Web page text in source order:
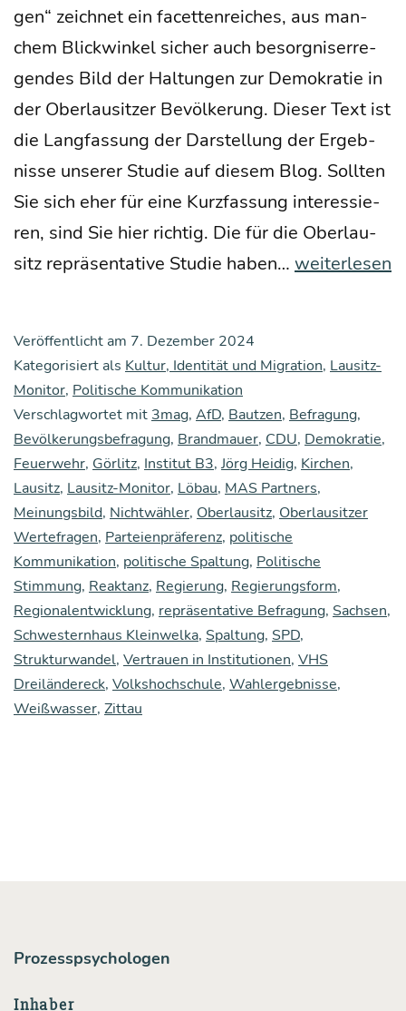
gen“ zeich­net ein facet­ten­rei­ches, aus man­
chem Blick­win­kel sicher auch besorg­nis­er­re­
gen­des Bild der Hal­tun­gen zur Demo­kra­tie in
der Ober­lau­sit­zer Bevöl­ke­rung. Die­ser Text ist
die Lang­fas­sung der Dar­stel­lung der Ergeb­
nis­se unse­rer Stu­die auf die­sem Blog. Soll­ten
Sie sich eher für eine Kurz­fas­sung inter­es­sie­
ren, sind Sie hier rich­tig. Die für die Ober­lau­
sitz reprä­sen­ta­ti­ve Stu­die haben… Ober­
zer
te­
fra­
gen
(Lang­
sung):
Das
Dilem­
ma
zwi­
weiterlesen
Veröffentlicht am 7. Dezember 2024
Kategorisiert als Kultur, Identität und Migration, Lausitz-
Monitor, Politische Kommunikation
Verschlagwortet mit3mag, AfD, Bautzen, Befragung,
Bevölkerungsbefragung, Brandmauer, CDU, Demokratie,
Feuerwehr, Görlitz, Institut B3, Jörg Heidig, Kirchen,
Lausitz, Lausitz-Monitor, Löbau, MAS Partners,
Meinungsbild, Nichtwähler, Oberlausitz, Oberlausitzer
Wertefragen, Parteienpräferenz, politische
Kommunikation, politische Spaltung, Politische
Stimmung, Reaktanz, Regierung, Regierungsform,
Regionalentwicklung, repräsentative Befragung, Sachsen,
Schwesternhaus Kleinwelka, Spaltung, SPD,
Strukturwandel, Vertrauen in Institutionen, VHS
Dreiländereck, Volkshochschule, Wahlergebnisse,
Weißwasser, Zittau
Prozesspsychologen
Inhaber